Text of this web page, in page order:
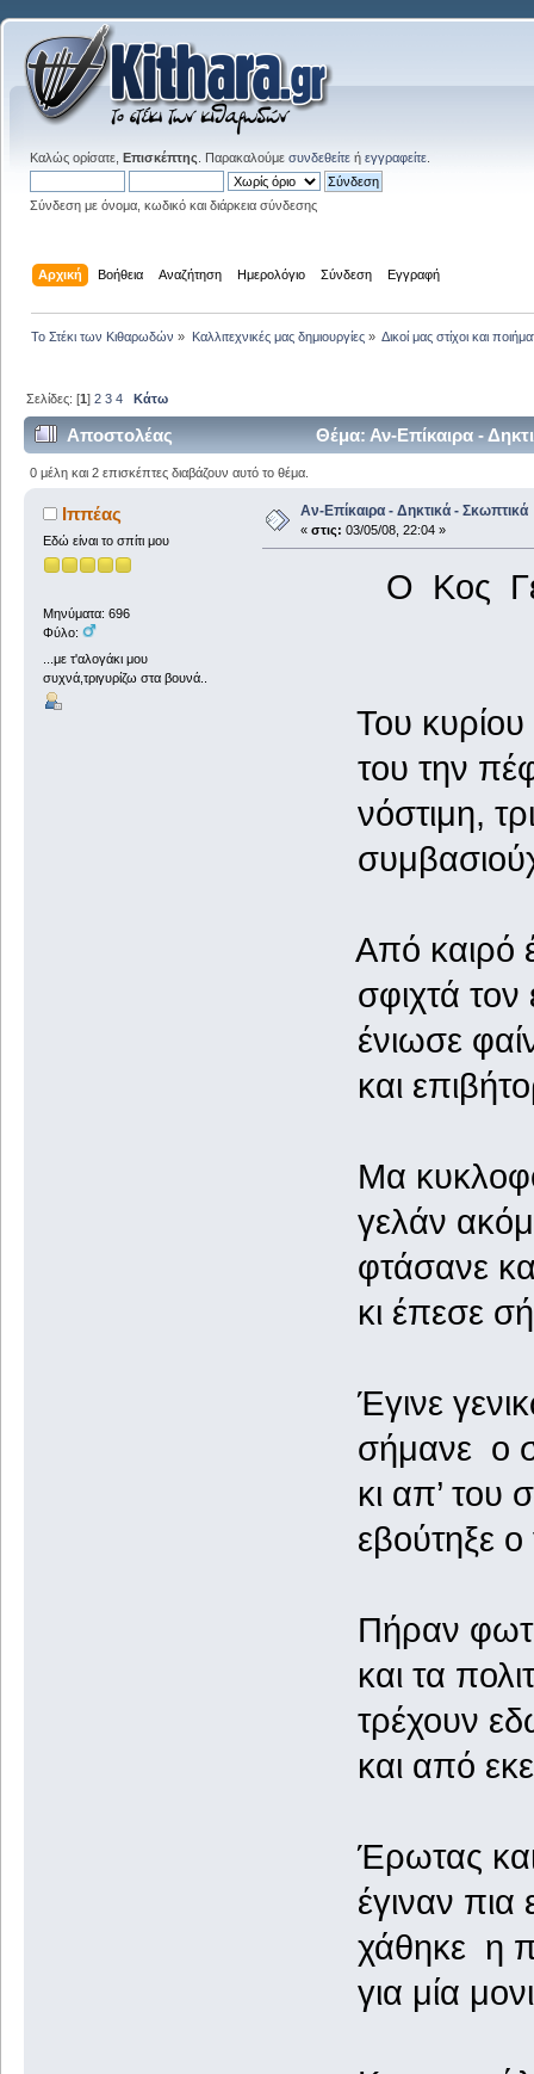
Καλώς ορίσατε, Επισκέπτης . Παρακαλούμε συνδεθείτε ή εγγραφείτε
Σύνδεση με όνομα, κωδικό και διάρκεια σύνδεσης
Αρχική Βοήθεια Αναζήτηση Ημερολόγιο Σύνδεση Εγγραφή
Το Στέκι των Κιθαρωδών » Καλλιτεχνικές μας δημιουργίες» Δικοί μας στίχοι και
Σελίδες: [1]2 3 4 Κάτω
Αποστολέας Θέμα: Αν-Επίκαιρα -
0 μέλη και 2 επισκέπτες διαβάζουν αυτό το θέμα.
Ιππέας
Εδώ είναι το σπίτι μου
Μηνύματα: 696
Φύλο:
...με τ'αλογάκι μου
συχνά,τριγυρίζω στα βουνά..
Αν-Επίκαιρα - Δηκτικά - Σκωπτικά
« στις: 03/05/08, 22:04 »
Ο Κος
Του κυρίου
του την
νόστιμη,
Από καιρό
σφιχτά τον
ένιωσε
και
Μα
γελάν ακόμη
φτάσανε και
κι έπεσε
Έγινε
σήμανε ο
κι απ’ του
εβούτηξε ο
Πήραν φωτιά
και τα
τρέχουν εδώ
και από εκεί
Έρωτας και
έγιναν πια
χάθηκε η
για μία